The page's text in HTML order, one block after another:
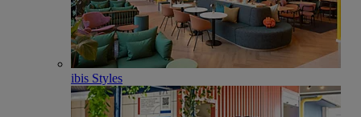
ibis Styles